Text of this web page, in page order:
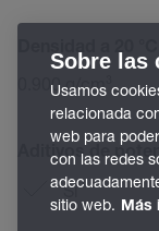
Densidad a 20 °C
0.900 g/cm³
Aditivos de
Sí
Sobre las
Usamos
relacionada
web para
con las redes
sitio web. Más